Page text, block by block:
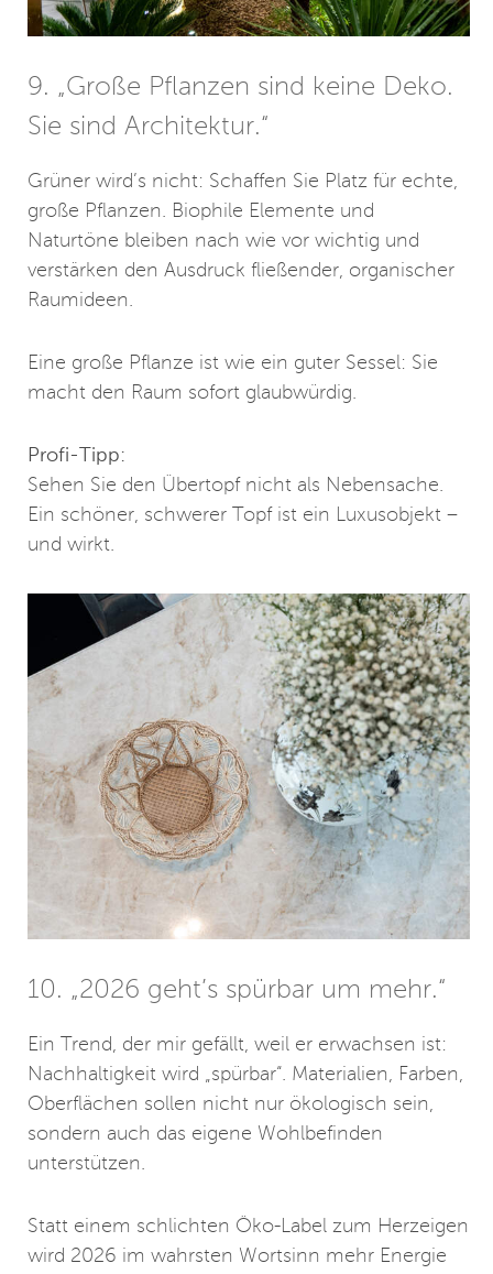
9. „Große Pflanzen sind keine Deko.
Sie sind Architektur.“
Grüner wird’s nicht: Schaffen Sie Platz für echte,
große Pflanzen. Biophile Elemente und
Naturtöne bleiben nach wie vor wichtig und
verstärken den Ausdruck fließender, organischer
Raumideen.
Eine große Pflanze ist wie ein guter Sessel: Sie
macht den Raum sofort glaubwürdig.
Profi-Tipp:
Sehen Sie den Übertopf nicht als Nebensache.
Ein schöner, schwerer Topf ist ein Luxusobjekt –
und wirkt.
10. „2026 geht’s spürbar um mehr.“
Ein Trend, der mir gefällt, weil er erwachsen ist:
Nachhaltigkeit wird „spürbar“. Materialien, Farben,
Oberflächen sollen nicht nur ökologisch sein,
sondern auch das eigene Wohlbefinden
unterstützen.
Statt einem schlichten Öko-Label zum Herzeigen
wird 2026 im wahrsten Wortsinn mehr Energie